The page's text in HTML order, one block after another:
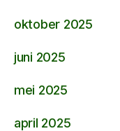
oktober 2025
juni 2025
mei 2025
april 2025